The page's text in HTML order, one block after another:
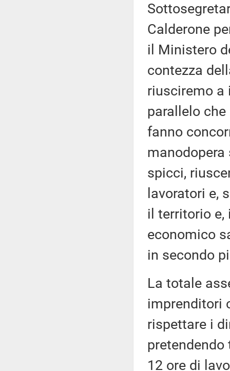
Calderone
il Ministero
contezza
riusciremo a
parallelo
fanno
manodopera
spicci,
lavoratori e,
il territorio
economico
in secondo
La totale
imprenditori
rispettare i
12 ore di